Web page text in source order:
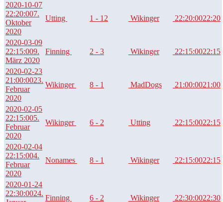
2020-10-07
22:20:007.
Oktober
2020
Utting 1 - 12 Wikinger 22:20:0022:20
2020-03-09
22:15:009.
März 2020
Finning 2 - 3 Wikinger 22:15:0022:15
2020-02-23
21:00:0023.
Februar
2020
Wikinger 8 - 1 MadDogs 21:00:0021:00
2020-02-05
22:15:005.
Februar
2020
Wikinger 6 - 2 Utting 22:15:0022:15
2020-02-04
22:15:004.
Februar
2020
Nonames 8 - 1 Wikinger 22:15:0022:15
2020-01-24
22:30:0024.
Finning 6 - 2 Wikinger 22:30:0022:30